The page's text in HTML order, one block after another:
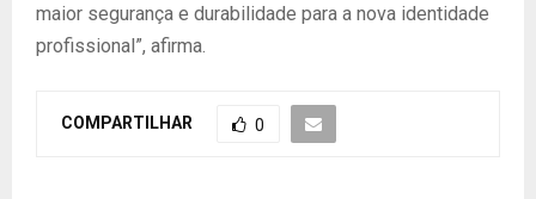
maior segurança e durabilidade para a nova identidade
profissional”, afirma.
COMPARTILHAR 0